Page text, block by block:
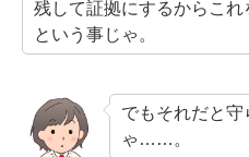
残して証拠にするからこれ
という事じゃ。
でもそれだと守
ゃ……。